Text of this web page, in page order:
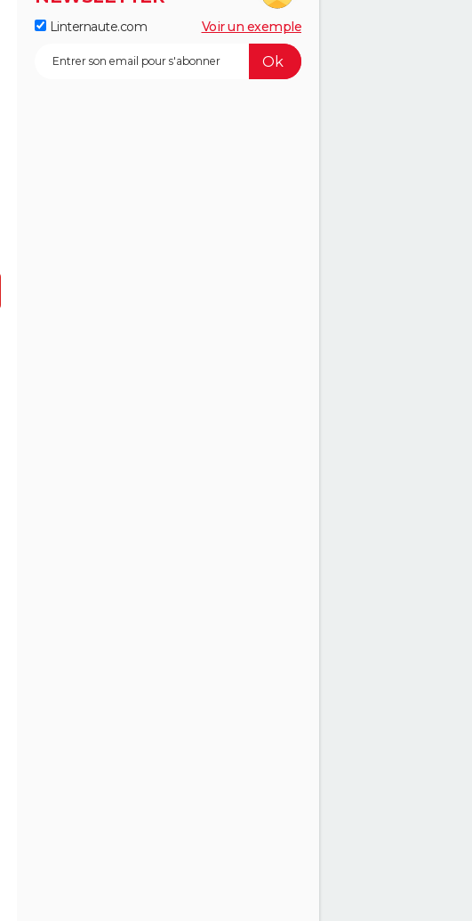
Linternaute.com Voir un exemple